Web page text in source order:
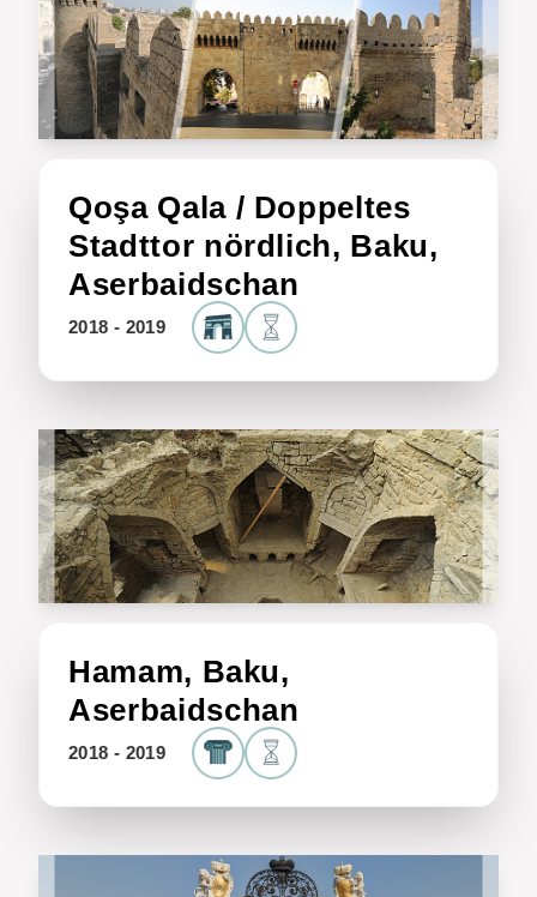
Qoşa Qala / Doppeltes
Stadttor nördlich, Baku,
Aserbaidschan
2018 - 2019
Hamam, Baku,
Aserbaidschan
2018 - 2019